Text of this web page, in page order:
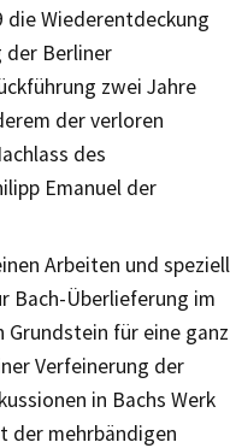
die Wiederentdeckung
der Berliner
zwei Jahre
der verloren
des
Emanuel der
Arbeiten und speziell
Bach-Überlieferung im
für eine ganz
Verfeinerung der
in Bachs Werk
der mehrbändigen